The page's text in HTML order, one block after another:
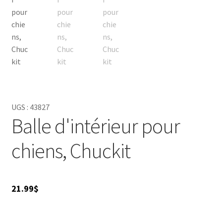
votre achat, vous pouvez le retourner pour un
remboursement complet. Grâce à son engagement en
matière de qualité et de satisfaction des clients, Chuckit !
est l'endroit idéal pour répondre à tous les besoins de
votre chien en matière de jouets.
UGS : 43827
Balle d'intérieur pour
chiens, Chuckit
21.99$